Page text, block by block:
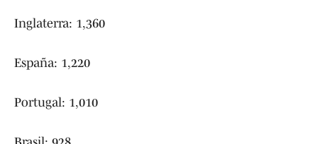
Inglaterra: 1,360
España: 1,220
Portugal: 1,010